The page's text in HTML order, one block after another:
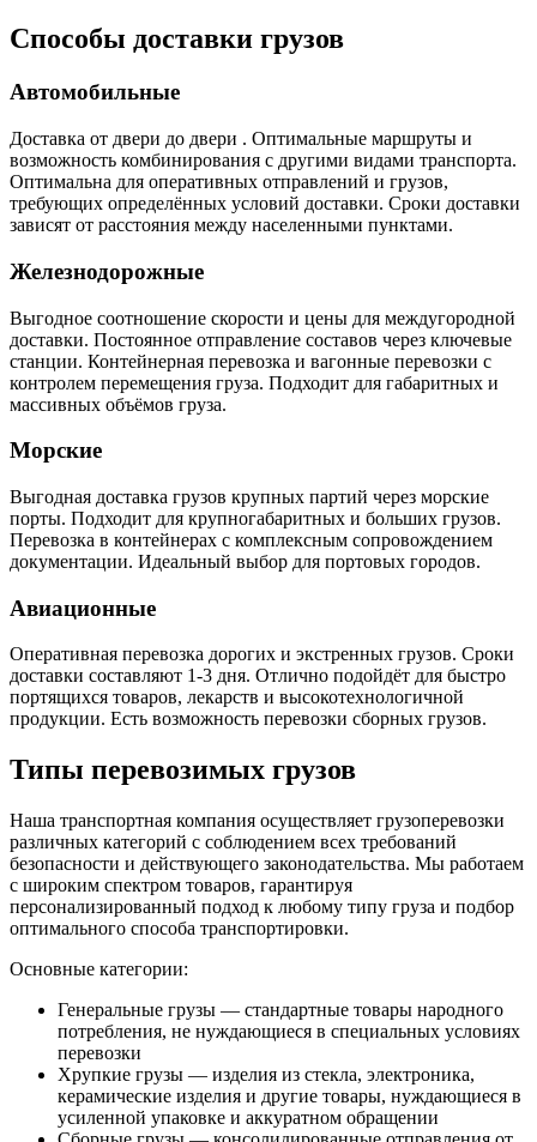
Способы доставки грузов
Автомобильные
Доставка от двери до двери . Оптимальные маршруты и
возможность комбинирования с другими видами транспорта.
Оптимальна для оперативных отправлений и грузов,
требующих определённых условий доставки. Сроки доставки
зависят от расстояния между населенными пунктами.
Железнодорожные
Выгодное соотношение скорости и цены для междугородной
доставки. Постоянное отправление составов через ключевые
станции. Контейнерная перевозка и вагонные перевозки с
контролем перемещения груза. Подходит для габаритных и
массивных объёмов груза.
Морские
Выгодная доставка грузов крупных партий через морские
порты. Подходит для крупногабаритных и больших грузов.
Перевозка в контейнерах с комплексным сопровождением
документации. Идеальный выбор для портовых городов.
Авиационные
Оперативная перевозка дорогих и экстренных грузов. Сроки
доставки составляют 1-3 дня. Отлично подойдёт для быстро
портящихся товаров, лекарств и высокотехнологичной
продукции. Есть возможность перевозки сборных грузов.
Типы перевозимых грузов
Наша транспортная компания осуществляет грузоперевозки
различных категорий с соблюдением всех требований
безопасности и действующего законодательства. Мы работаем
с широким спектром товаров, гарантируя
персонализированный подход к любому типу груза и подбор
оптимального способа транспортировки.
Основные категории:
Генеральные грузы — стандартные товары народного
потребления, не нуждающиеся в специальных условиях
перевозки
Хрупкие грузы — изделия из стекла, электроника,
керамические изделия и другие товары, нуждающиеся в
усиленной упаковке и аккуратном обращении